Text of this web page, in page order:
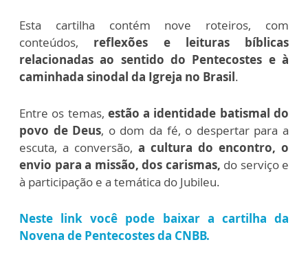
Esta cartilha contém nove roteiros, com
conteúdos, reflexões e leituras bíblicas
relacionadas ao sentido do Pentecostes e à
caminhada sinodal da Igreja no Brasil.
Entre os temas, estão a identidade batismal do
povo de Deus, o dom da fé, o despertar para a
escuta, a conversão, a cultura do encontro, o
envio para a missão, dos carismas, do serviço e
à participação e a temática do Jubileu.
Neste link você pode baixar a cartilha da
Novena de Pentecostes da CNBB.